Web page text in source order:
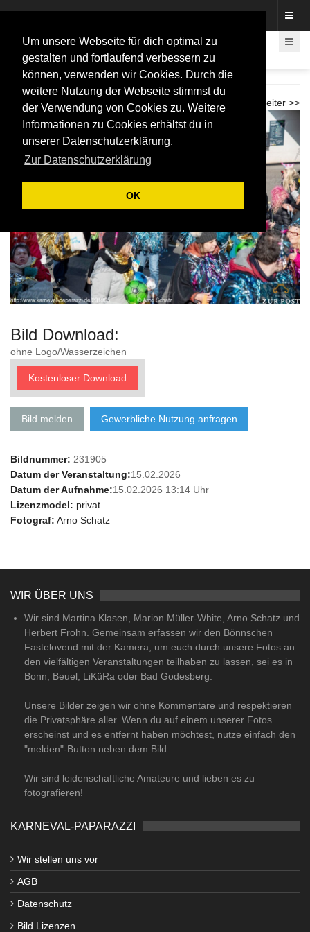
Um unsere Webseite für dich optimal zu
gestalten und fortlaufend verbessern zu
können, verwenden wir Cookies. Durch die
weitere Nutzung der Webseite stimmst du
der Verwendung von Cookies zu. Weitere
Informationen zu Cookies erhältst du in
unserer Datenschutzerklärung.
Zur Datenschutzerklärung
OK
LiKüRa Karnevalzug 2026
weiter >>
<< zurück
Bild Download:
ohne Logo/Wasserzeichen
Kostenloser Download
Bild melden Gewerbliche Nutzung anfragen
Bildnummer: 231905
Datum der Veranstaltung:15.02.2026
Datum der Aufnahme:15.02.2026 13:14 Uhr
Lizenzmodel: privat
Fotograf: Arno Schatz
WIR ÜBER UNS
Wir sind Martina Klasen, Marion Müller-White, Arno Schatz und
Herbert Frohn. Gemeinsam erfassen wir den Bönnschen
Fastelovend mit der Kamera, um euch durch unsere Fotos an
den vielfältigen Veranstaltungen teilhaben zu lassen, sei es in
Bonn, Beuel, LiKüRa oder Bad Godesberg.
Unsere Bilder zeigen wir ohne Kommentare und respektieren
die Privatsphäre aller. Wenn du auf einem unserer Fotos
erscheinst und es entfernt haben möchtest, nutze einfach den
"melden"-Button neben dem Bild.
Wir sind leidenschaftliche Amateure und lieben es zu
fotografieren!
KARNEVAL-PAPARAZZI
Wir stellen uns vor
AGB
Datenschutz
Bild Lizenzen